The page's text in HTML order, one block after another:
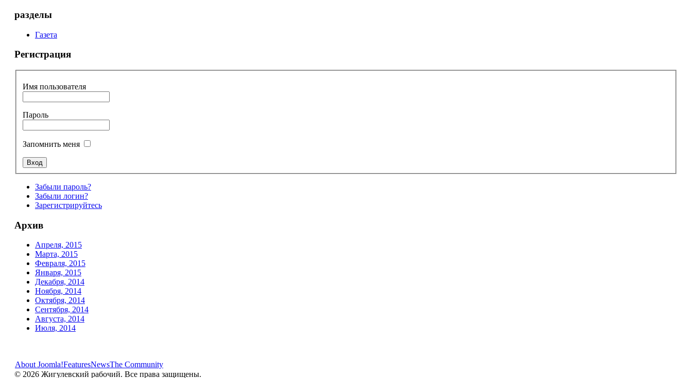
разделы
Газета
Регистрация
Имя пользователя
Пароль
Запомнить меня
Забыли пароль?
Забыли логин?
Зарегистрируйтесь
Архив
Апреля, 2015
Марта, 2015
Февраля, 2015
Января, 2015
Декабря, 2014
Ноября, 2014
Октября, 2014
Сентября, 2014
Августа, 2014
Июля, 2014
About Joomla!FeaturesNewsThe Community
© 2026 Жигулевский рабочий. Все права защищены.